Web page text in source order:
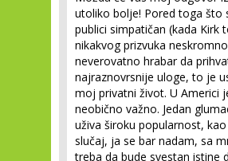
utoliko bolje! Pored toga što
publici simpatičan (kada Kirk
nikakvog prizvuka
neverovatno hrabar da
najraznovrsnije uloge, to je
moj privatni život. U Americi
neobično važno. Jedan
uživa široku popularnost,
slučaj, ja se bar nadam, sa
treba da bude svestan istine